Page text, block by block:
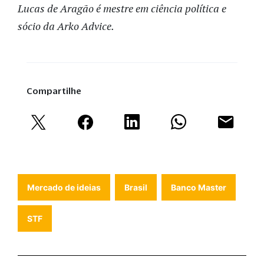
Lucas de Aragão é mestre em ciência política e
sócio da Arko Advice.
Compartilhe
Mercado de ideias Brasil Banco Master
STF